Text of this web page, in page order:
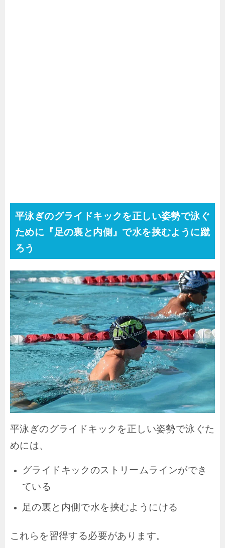
平泳ぎのグライドキックを正しい姿勢で泳ぐ
ために『足の裏と内側』で水を挟むように蹴
ろう
平泳ぎのグライドキックを正しい姿勢で泳ぐた
めには、
グライドキックのストリームラインができ
ている
足の裏と内側で水を挟むようにける
これらを習得する必要があります。